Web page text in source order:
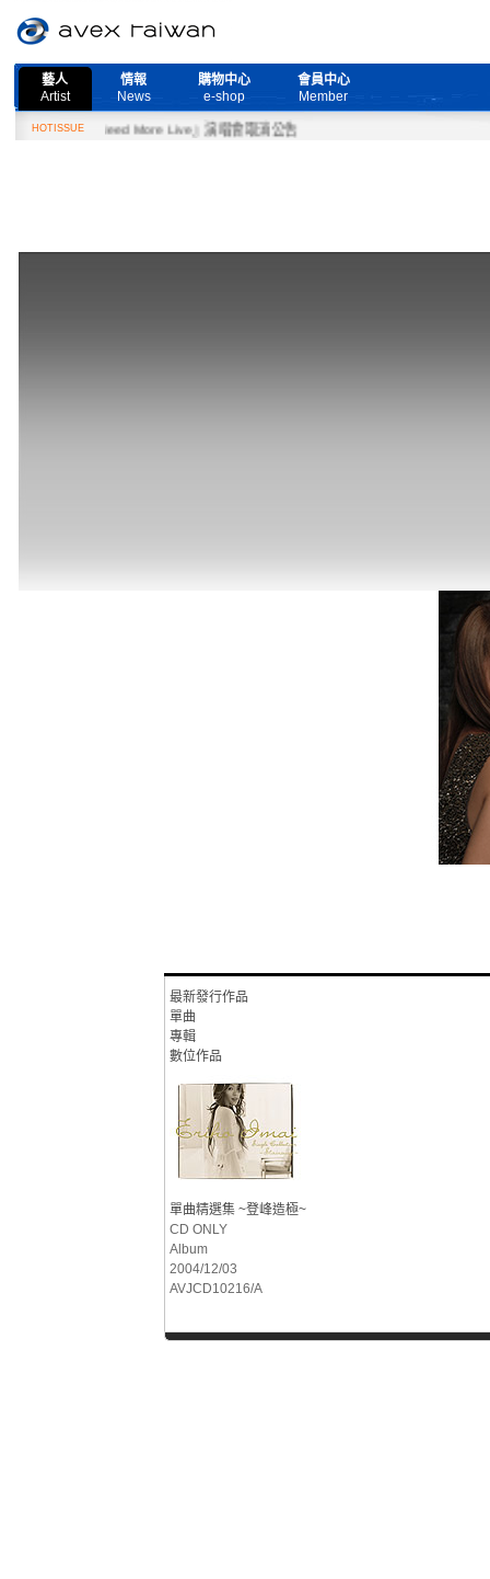
藝人
Artist
情報
News
購物中心
e-shop
會員中心
Member
HOTISSUE
日『Need More Live』演唱會取消公告
最新發行作品
單曲
專輯
數位作品
單曲精選集 ~登峰造極~
CD ONLY
Album
2004/12/03
AVJCD10216/A